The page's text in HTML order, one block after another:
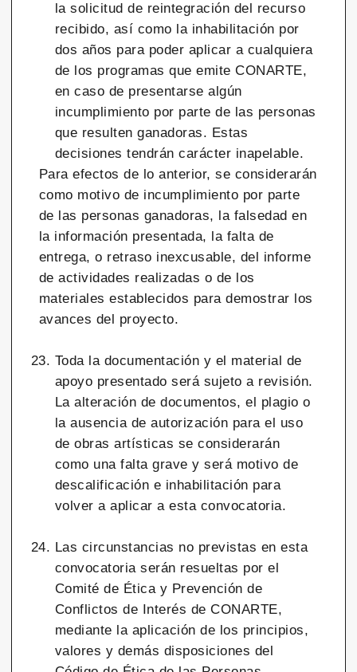
la solicitud de reintegración del recurso
recibido, así como la inhabilitación por
dos años para poder aplicar a cualquiera
de los programas que emite CONARTE,
en caso de presentarse algún
incumplimiento por parte de las personas
que resulten ganadoras. Estas
decisiones tendrán carácter inapelable.
Para efectos de lo anterior, se considerarán
como motivo de incumplimiento por parte
de las personas ganadoras, la falsedad en
la información presentada, la falta de
entrega, o retraso inexcusable, del informe
de actividades realizadas o de los
materiales establecidos para demostrar los
avances del proyecto.
Toda la documentación y el material de
apoyo presentado será sujeto a revisión.
La alteración de documentos, el plagio o
la ausencia de autorización para el uso
de obras artísticas se considerarán
como una falta grave y será motivo de
descalificación e inhabilitación para
volver a aplicar a esta convocatoria.
Las circunstancias no previstas en esta
convocatoria serán resueltas por el
Comité de Ética y Prevención de
Conflictos de Interés de CONARTE,
mediante la aplicación de los principios,
valores y demás disposiciones del